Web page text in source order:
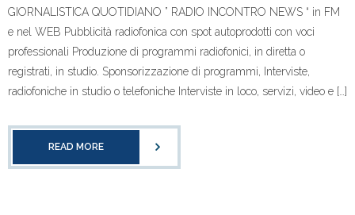
GIORNALISTICA QUOTIDIANO ” RADIO INCONTRO NEWS “ in FM
e nel WEB Pubblicità radiofonica con spot autoprodotti con voci
professionali Produzione di programmi radiofonici, in diretta o
registrati, in studio. Sponsorizzazione di programmi, Interviste,
radiofoniche in studio o telefoniche Interviste in loco, servizi, video e […]
READ MORE